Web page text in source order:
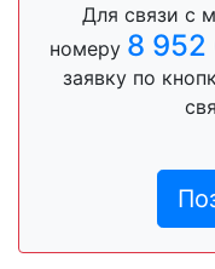
Для связи с
номеру 8 952
заявку по